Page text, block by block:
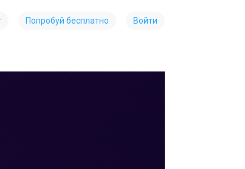
Попробуй бесплатно Войти